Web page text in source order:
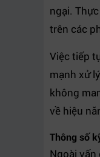
ngại.
trên các
Việc tiếp
mạnh xử
không
về hiệu
Thông số
Ngoài